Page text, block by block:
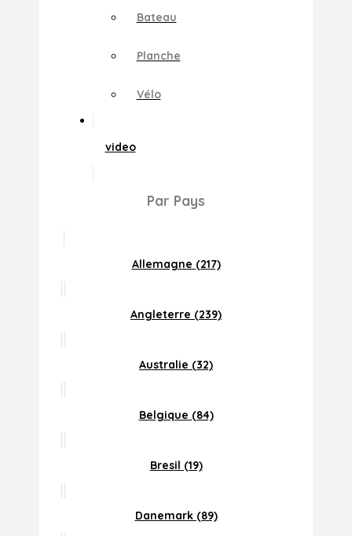
Bateau
Planche
Vélo
video
Par Pays
Allemagne (217)
Angleterre (239)
Australie (32)
Belgique (84)
Bresil (19)
Danemark (89)